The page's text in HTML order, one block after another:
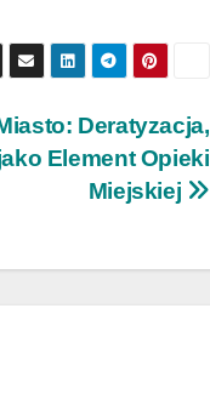
Deratyzacja,
Element Opieki
Miejskiej